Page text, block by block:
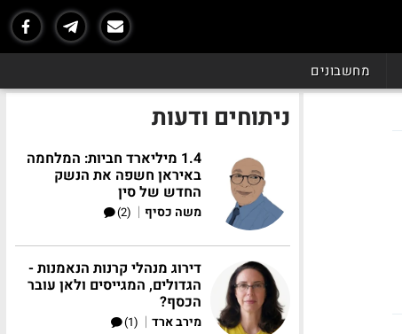
מחשבונים
ניתוחים ודעות
1.4 מיליארד חביות: המלחמה
באיראן חשפה את הנשק
החדש של סין
משה כסיף |
(2)
דירוג מנהלי קרנות הנאמנות -
הגדולים, המגייסים ולאן עובר
הכסף?
מירב ארד |
(1)